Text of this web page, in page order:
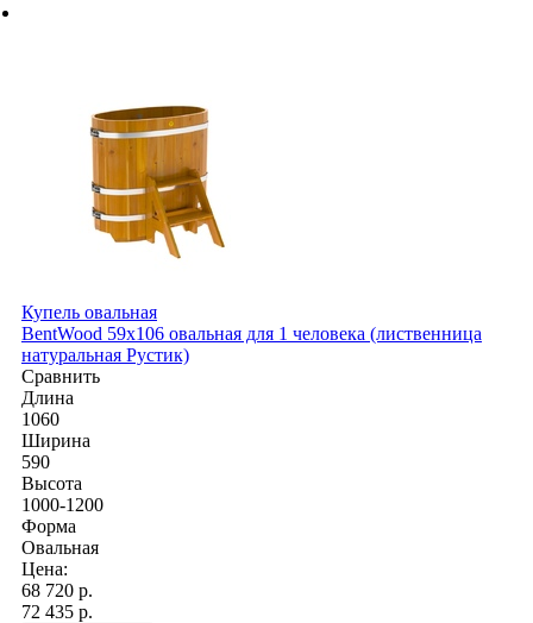
Купель овальная
BentWood 59х106 овальная для 1 человека (лиственница
натуральная Рустик)
Сравнить
Длина
1060
Ширина
590
Высота
1000-1200
Форма
Овальная
Цена:
68 720 р.
72 435 р.